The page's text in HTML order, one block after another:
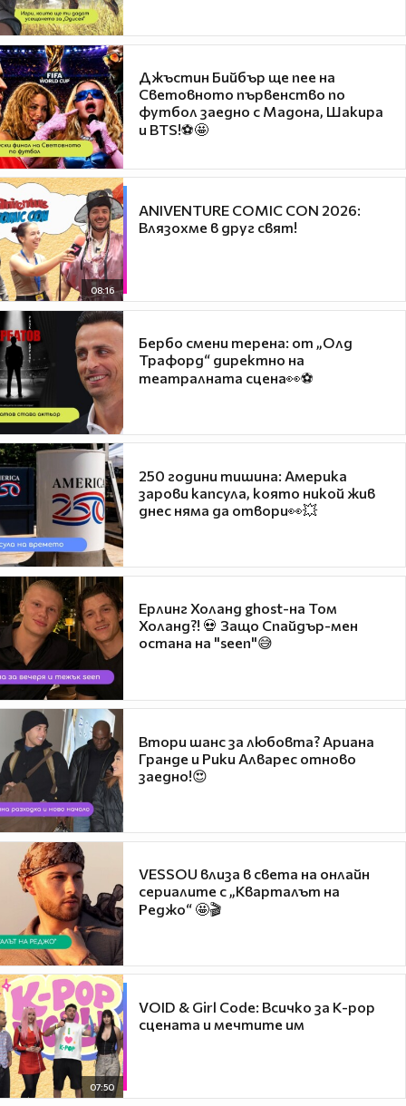
Джъстин Бийбър ще пее на
Световното първенство по
футбол заедно с Мадона, Шакира
и BTS!⚽🤩
08:16
ANIVENTURE COMIC CON 2026:
Влязохме в друг свят!
Бербо смени терена: от „Олд
Трафорд“ директно на
театралната сцена👀⚽
250 години тишина: Америка
зарови капсула, която никой жив
днес няма да отвори👀💥
Ерлинг Холанд ghost-на Том
Холанд?! 💀 Защо Спайдър-мен
остана на "seen"😅
Втори шанс за любовта? Ариана
Гранде и Рики Алварес отново
заедно!😍
VESSOU влиза в света на онлайн
сериалите с „Кварталът на
Реджо“ 🤩🎬
07:50
VOID & Girl Code: Всичко за K-pop
сцената и мечтите им